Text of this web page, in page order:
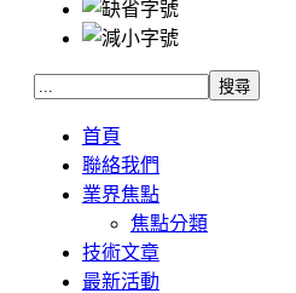
首頁
聯絡我們
業界焦點
焦點分類
技術文章
最新活動